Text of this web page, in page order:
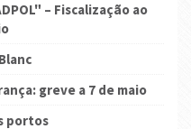
– Fiscalização ao
greve a 7 de maio
portos